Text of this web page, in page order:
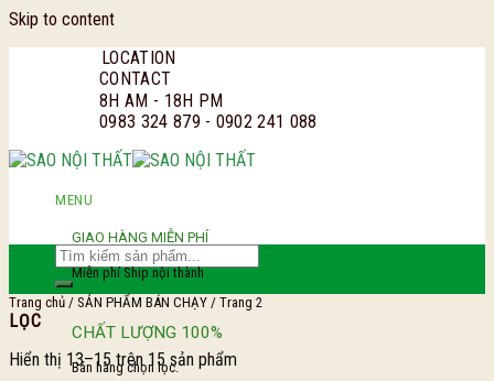
Skip to content
LOCATION
CONTACT
8H AM - 18H PM
0983 324 879 - 0902 241 088
MENU
GIAO HÀNG MIỄN PHÍ
Miễn phí Ship nội thành
CHẤT LƯỢNG 100%
Bán hàng chọn lọc.
Trang chủ / SẢN PHẨM BÁN CHẠY / Trang 2
LỌC
Hiển thị 13–15 trên 15 sản phẩm